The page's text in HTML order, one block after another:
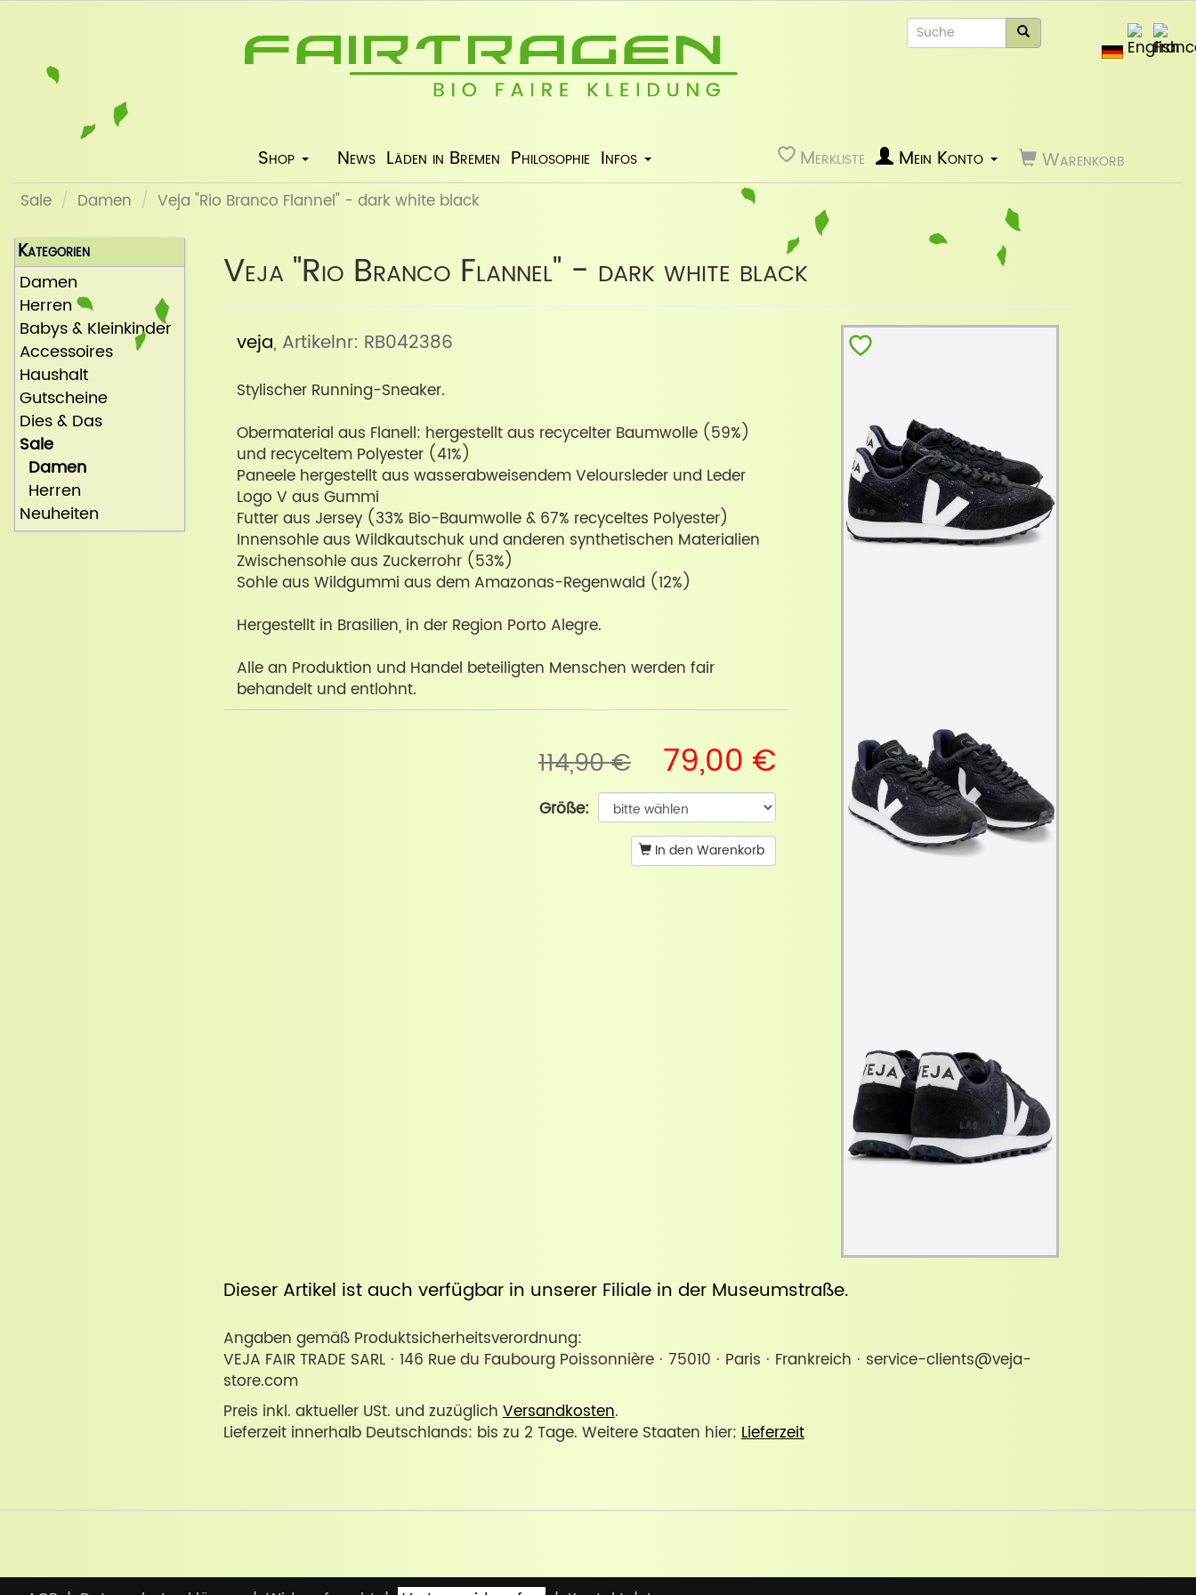
Shop News Läden in Bremen Philosophie Infos Merkliste Warenkorb
Mein Konto
Sale Damen Veja "Rio Branco Flannel" - dark white black
Veja "Rio Branco Flannel" - dark white black
veja, Artikelnr: RB042386
Stylischer Running-Sneaker.
Obermaterial aus Flanell: hergestellt aus recycelter Baumwolle (59%)
und recyceltem Polyester (41%)
Paneele hergestellt aus wasserabweisendem Veloursleder und Leder
Logo V aus Gummi
Futter aus Jersey (33% Bio-Baumwolle & 67% recyceltes Polyester)
Innensohle aus Wildkautschuk und anderen synthetischen Materialien
Zwischensohle aus Zuckerrohr (53%)
Sohle aus Wildgummi aus dem Amazonas-Regenwald (12%)
Hergestellt in Brasilien, in der Region Porto Alegre.
Alle an Produktion und Handel beteiligten Menschen werden fair
behandelt und entlohnt.
114,90 € 79,00 €
Größe:
In den Warenkorb
Dieser Artikel ist auch verfügbar in unserer Filiale in der Museumstraße.
Angaben gemäß Produktsicherheitsverordnung:
VEJA FAIR TRADE SARL · 146 Rue du Faubourg Poissonnière · 75010 · Paris · Frankreich · service-clients@veja-
store.com
Preis inkl. aktueller USt. und zuzüglichVersandkosten.
Lieferzeit innerhalb Deutschlands: bis zu 2 Tage. Weitere Staaten hier:Lieferzeit
Kategorien
Damen
Herren
Babys & Kleinkinder
Accessoires
Haushalt
Gutscheine
Dies & Das
Sale
Damen
Herren
Neuheiten